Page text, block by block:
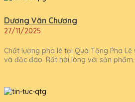
Dương Văn Chương
27/11/2025
Chất lượng pha lê tại Quà Tặng Pha
và độc đáo. Rất hài lòng với sản phẩm.